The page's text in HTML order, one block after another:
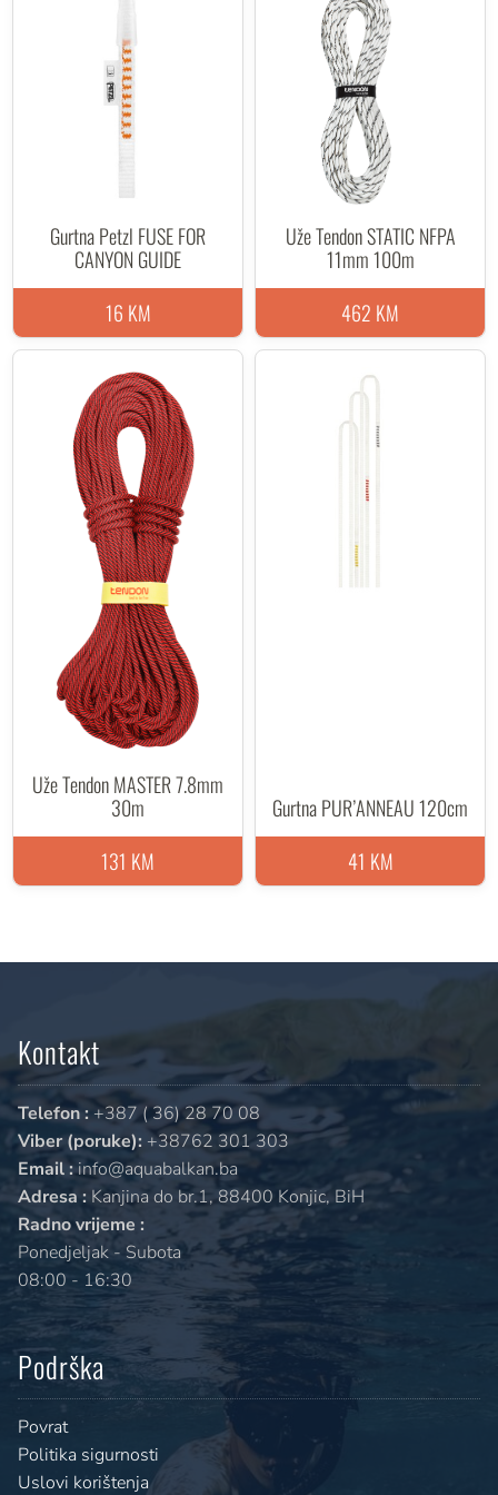
Gurtna Petzl FUSE FOR
CANYON GUIDE
16 KM
Uže Tendon STATIC NFPA
11mm 100m
462 KM
Uže Tendon MASTER 7.8mm
30m
131 KM
Gurtna PUR’ANNEAU 120cm
41 KM
Kontakt
Telefon : +387 ( 36) 28 70 08
Viber (poruke): +38762 301 303
Email :info@aquabalkan.ba
Adresa : Kanjina do br.1, 88400 Konjic, BiH
Radno vrijeme :
Ponedjeljak - Subota
08:00 - 16:30
Podrška
Povrat
Politika sigurnosti
Uslovi korištenja